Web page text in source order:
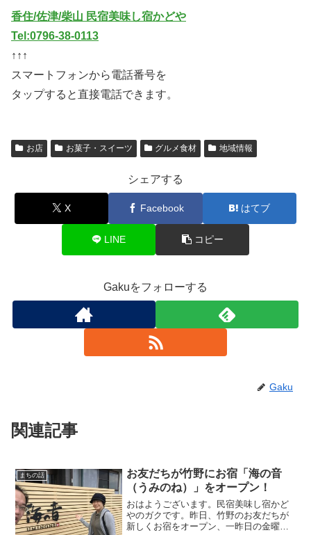
香住/佐津/柴山 民宿美味し宿かどや
Tel:0796-38-0113
↑↑↑
スマートフォンから電話番号を
タップすると直接電話できます。
お店 お菓子・スイーツ グルメ食材 地域情報
シェアする
X Facebook はてブ
LINE コピー
Gakuをフォローする
Gaku
関連記事
まちの話
お友だちが竹野にお宿「海の音
（うみのね）」をオープン！
おはようございます。民宿美味し宿かど
やのガクです。昨日、竹野のお友だちが
新しくお宿をオープン、一昨日の金曜日